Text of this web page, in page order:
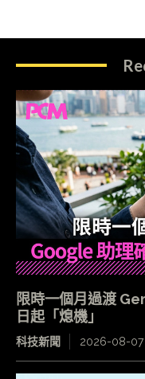
限時一個月過渡
日起「熄機」
科技新聞 2026-08-07